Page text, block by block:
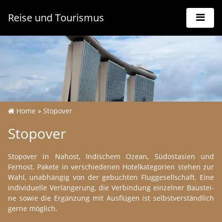
Reise und Tourismus
Home » Sto­po­ver
Sto­po­ver
Sto­po­ver in Na­h­ost, In­di­schem Ozean, Süd­os­ta­si­en und
Fernost. Pa­ke­te in ver­schie­de­nen Ho­tel­ka­te­go­ri­en ste­hen zur
Wahl, un­ab­hän­gig von der ge­buch­ten Flug­gesell­schaft. Eine
in­di­vi­du­el­le Ver­län­ge­r­ung, die Ver­bin­dung ein­zel­ner Bau­s­tei­
ne sowie die Er­gänzung mit Aus­flü­gen ist selbst­ver­st­änd­lich
gerne mög­lich.